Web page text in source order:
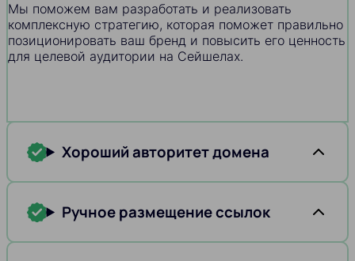
Мы поможем вам разработать и реализовать
комплексную стратегию, которая поможет правильно
позиционировать ваш бренд и повысить его ценность
для целевой аудитории на Сейшелах.
Хороший авторитет домена
Ручное размещение ссылок